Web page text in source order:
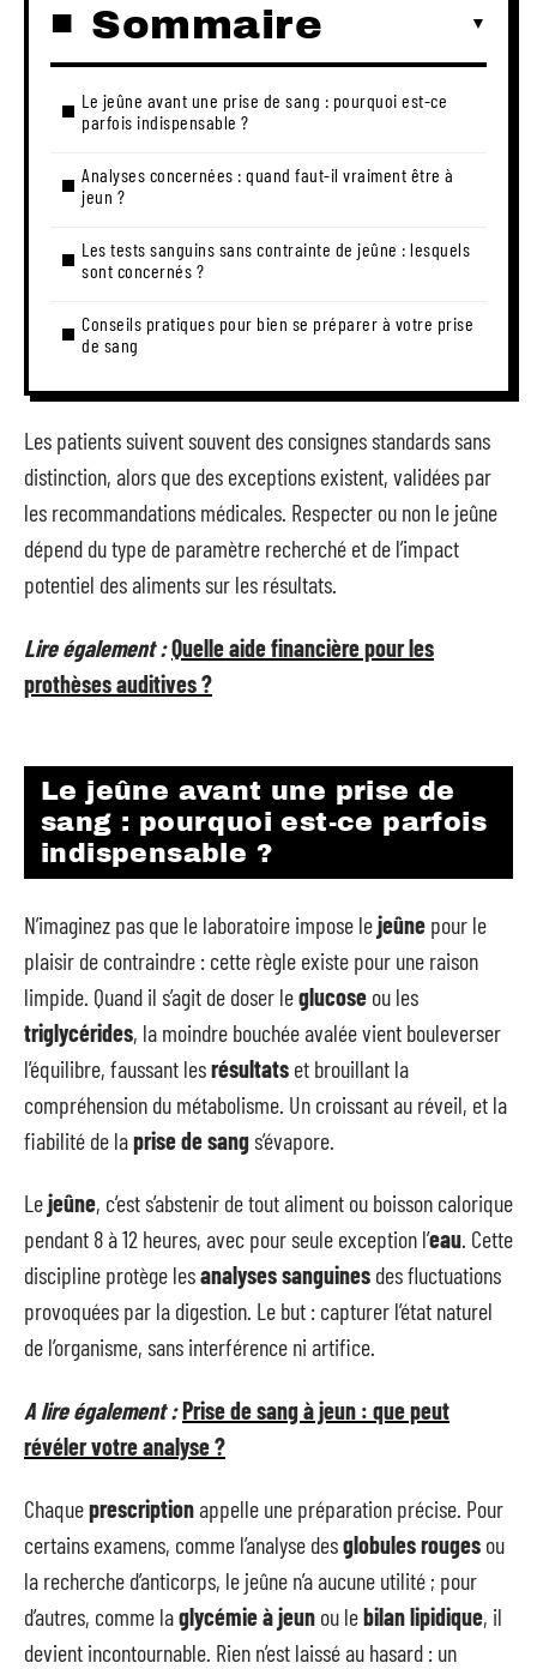
Sommaire
Le jeûne avant une prise de sang : pourquoi est-ce
parfois indispensable ?
Analyses concernées : quand faut-il vraiment être à
jeun ?
Les tests sanguins sans contrainte de jeûne : lesquels
sont concernés ?
Conseils pratiques pour bien se préparer à votre prise
de sang
Les patients suivent souvent des consignes standards sans
distinction, alors que des exceptions existent, validées par
les recommandations médicales. Respecter ou non le jeûne
dépend du type de paramètre recherché et de l’impact
potentiel des aliments sur les résultats.
Lire également :Quelle aide financière pour les
prothèses auditives ?
Le jeûne avant une prise de
sang : pourquoi est-ce parfois
indispensable ?
N’imaginez pas que le laboratoire impose lejeûne pour le
plaisir de contraindre : cette règle existe pour une raison
limpide. Quand il s’agit de doser leglucose ou les
triglycérides, la moindre bouchée avalée vient bouleverser
l’équilibre, faussant lesrésultats et brouillant la
compréhension du métabolisme. Un croissant au réveil, et la
fiabilité de laprise de sangs’évapore.
Lejeûne, c’est s’abstenir de tout aliment ou boisson calorique
pendant 8 à 12 heures, avec pour seule exception l’eau. Cette
discipline protège lesanalyses sanguines des fluctuations
provoquées par la digestion. Le but : capturer l’état naturel
de l’organisme, sans interférence ni artifice.
A lire également :Prise de sang à jeun : que peut
révéler votre analyse ?
Chaqueprescriptionappelle une préparation précise. Pour
certains examens, comme l’analyse desglobules rouges ou
la recherche d’anticorps, le jeûne n’a aucune utilité ; pour
d’autres, comme laglycémie à jeun ou lebilan lipidique, il
devient incontournable. Rien n’est laissé au hasard : un